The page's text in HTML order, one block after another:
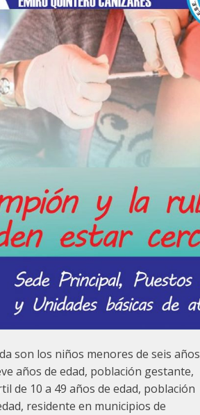
son los niños menores de seis años
años de edad, población gestante,
de 10 a 49 años de edad, población
residente en municipios de